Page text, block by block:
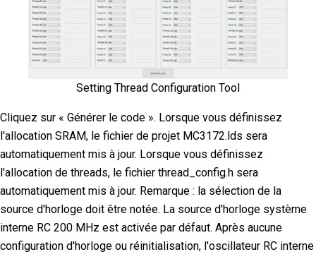
Setting Thread Configuration Tool
Cliquez sur « Générer le code ». Lorsque vous définissez
l'allocation SRAM, le fichier de projet MC3172.lds sera
automatiquement mis à jour. Lorsque vous définissez
l'allocation de threads, le fichier thread_config.h sera
automatiquement mis à jour. Remarque : la sélection de la
source d'horloge doit être notée. La source d'horloge système
interne RC 200 MHz est activée par défaut. Après aucune
configuration d'horloge ou réinitialisation, l'oscillateur RC interne